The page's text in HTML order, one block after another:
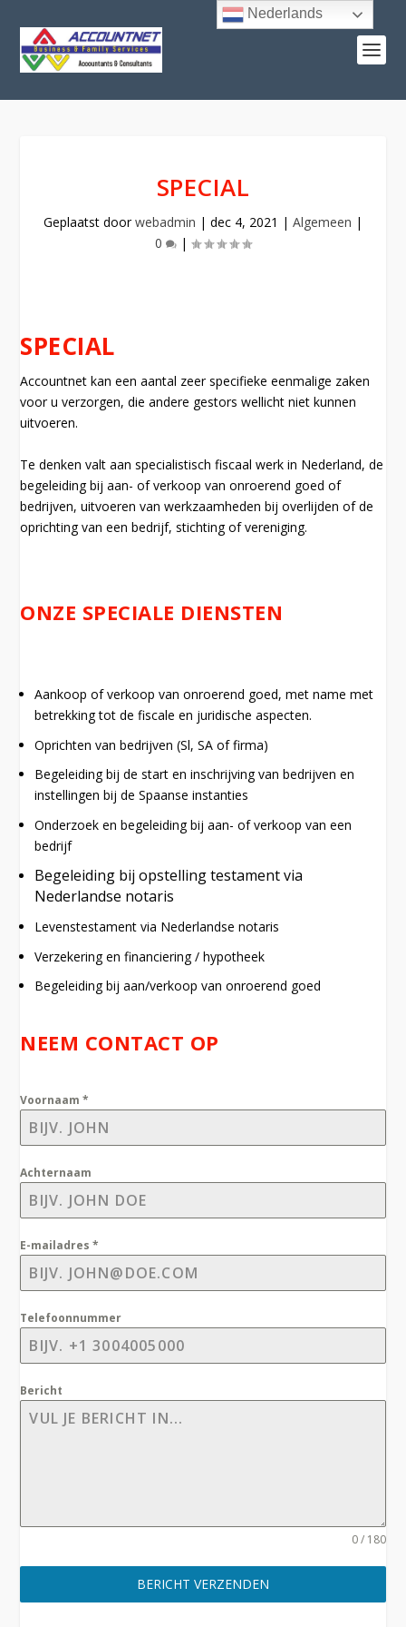
SPECIAL
Geplaatst doorwebadmin | dec 4, 2021 | Algemeen |
0
|
SPECIAL
Accountnet kan een aantal zeer specifieke eenmalige zaken
voor u verzorgen, die andere gestors wellicht niet kunnen
uitvoeren.
Te denken valt aan specialistisch fiscaal werk in Nederland, de
begeleiding bij aan- of verkoop van onroerend goed of
bedrijven, uitvoeren van werkzaamheden bij overlijden of de
oprichting van een bedrijf, stichting of vereniging.
ONZE SPECIALE DIENSTEN
Aankoop of verkoop van onroerend goed, met name met
betrekking tot de fiscale en juridische aspecten.
Oprichten van bedrijven (Sl, SA of firma)
Begeleiding bij de start en inschrijving van bedrijven en
instellingen bij de Spaanse instanties
Onderzoek en begeleiding bij aan- of verkoop van een
bedrijf
Begeleiding bij opstelling testament via
Nederlandse notaris
Levenstestament via Nederlandse notaris
Verzekering en financiering / hypotheek
Begeleiding bij aan/verkoop van onroerend goed
NEEM CONTACT OP
Voornaam*
Achternaam
E-mailadres*
Telefoonnummer
Bericht
0 / 180
BERICHT VERZENDEN
Nederlands